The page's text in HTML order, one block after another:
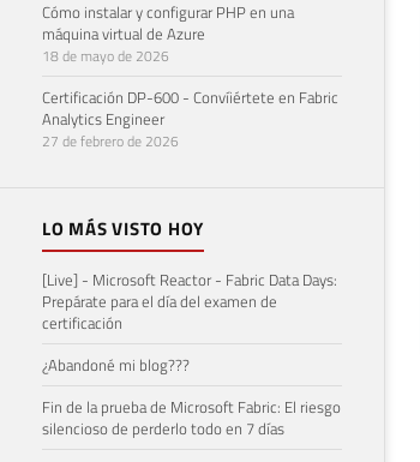
Cómo instalar y configurar PHP en una
máquina virtual de Azure
18 de mayo de 2026
Certificación DP-600 - Convíiértete en Fabric
Analytics Engineer
27 de febrero de 2026
LO MÁS VISTO HOY
[Live] - Microsoft Reactor - Fabric Data Days:
Prepárate para el día del examen de
certificación
¿Abandoné mi blog???
Fin de la prueba de Microsoft Fabric: El riesgo
silencioso de perderlo todo en 7 días